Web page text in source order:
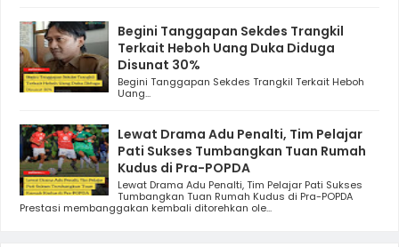
Begini Tanggapan Sekdes Trangkil
Terkait Heboh Uang Duka Diduga
Disunat 30%
Begini Tanggapan Sekdes Trangkil Terkait Heboh
Uang...
Lewat Drama Adu Penalti, Tim Pelajar
Pati Sukses Tumbangkan Tuan Rumah
Kudus di Pra-POPDA
Lewat Drama Adu Penalti, Tim Pelajar Pati Sukses
Tumbangkan Tuan Rumah Kudus di Pra-POPDA
Prestasi membanggakan kembali ditorehkan ole...